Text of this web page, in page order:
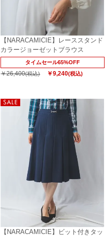
【NARACAMICIE】レーススタンド
カラージョーゼットブラウス
タイムセール65%OFF
￥26,400(税込) ￥9,240(税込)
【NARACAMICIE】ビット付きタッ